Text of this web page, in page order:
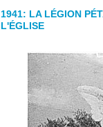
1941: LA LÉGION
L'ÉGLISE